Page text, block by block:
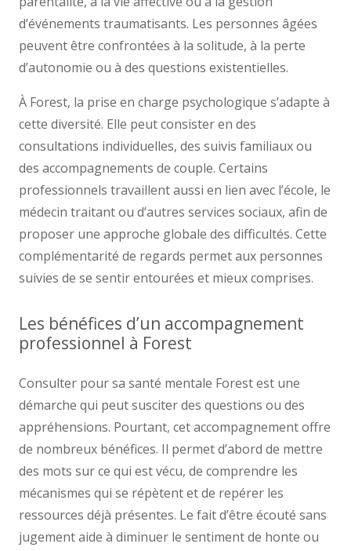
d’événements traumatisants. Les personnes âgées
peuvent être confrontées à la solitude, à la perte
d’autonomie ou à des questions existentielles.
À Forest, la prise en charge psychologique s’adapte à
cette diversité. Elle peut consister en des
consultations individuelles, des suivis familiaux ou
des accompagnements de couple. Certains
professionnels travaillent aussi en lien avec l’école, le
médecin traitant ou d’autres services sociaux, afin de
proposer une approche globale des difficultés. Cette
complémentarité de regards permet aux personnes
suivies de se sentir entourées et mieux comprises.
Les bénéfices d’un accompagnement
professionnel à Forest
Consulter pour sa santé mentale Forest est une
démarche qui peut susciter des questions ou des
appréhensions. Pourtant, cet accompagnement offre
de nombreux bénéfices. Il permet d’abord de mettre
des mots sur ce qui est vécu, de comprendre les
mécanismes qui se répètent et de repérer les
ressources déjà présentes. Le fait d’être écouté sans
jugement aide à diminuer le sentiment de honte ou